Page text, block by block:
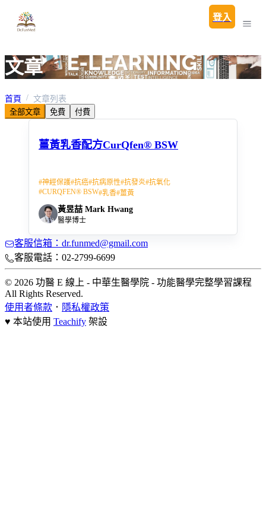
登入
文章
首頁
文章列表
全部文章
免費 付費
薑黃乳香配方CurQfen® BSW
#神經保護#抗癌#抗病原性#抗發炎#抗氧化
#CURQFEN® BSW#乳香#薑黃
黃昱喆 Mark Hwang
醫學博士
客服信箱：dr.funmed@gmail.com
客服電話：02-2799-6699
© 2026 功醫 E 線上 - 中華生醫學院 - 功能醫學完整學習課程
All Rights Reserved.
使用者條款 ． 隱私權政策
♥ 本站使用 Teachify 架設